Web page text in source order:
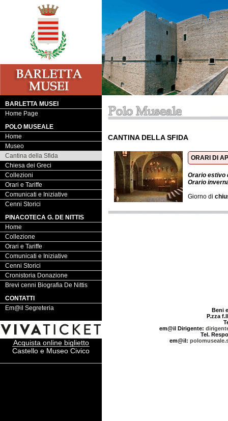
BARLETTA MUSEI
Home Page
POLO MUSEALE
Home
Museo
Cantina della Sfida
Chiesa dei Greci
Collezioni
Orari e Tariffe
Comunicati e Iniziative
Cenni Storici
PINACOTECA G. DE NITTIS
Home
Collezione
Orari e Tariffe
Comunicati e Iniziative
Cenni Storici
Cronistoria Donazione
Brevi cenni Biografia De Nittis
CONTATTI
Em@il Segreteria
Acquista online biglietto
Castello e Museo Civico
CANTINA DELLA SFIDA
ORARI DI
Orario estivo
Orario
Giorno di
Beni
P.zza
em@il Dirigente:
Tel.
em@il: